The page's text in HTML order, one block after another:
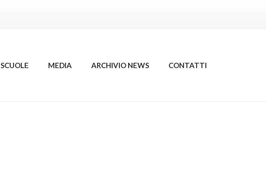
SCUOLE MEDIA ARCHIVIO NEWS CONTATTI